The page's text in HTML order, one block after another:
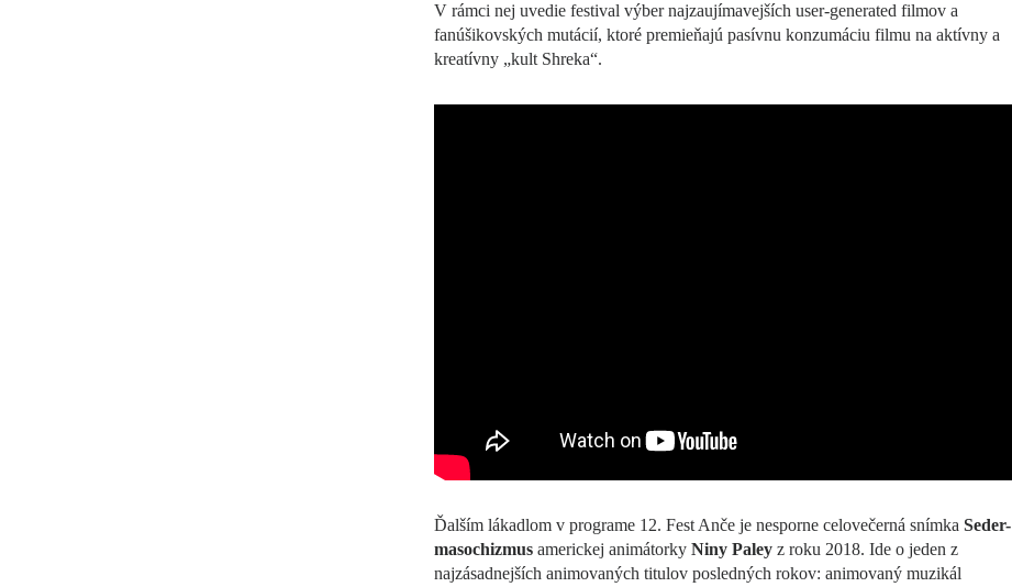
V rámci nej uvedie festival výber najzaujímavejších user-generated filmov a
fanúšikovských mutácií, ktoré premieňajú pasívnu konzumáciu filmu na aktívny a
kreatívny „kult Shreka“.
Ďalším lákadlom v programe 12. Fest Anče je nesporne celovečerná snímka Seder-
masochizmusamerickej animátorky Niny Paleyz roku 2018. Ide o jeden z
najzásadnejších animovaných titulov posledných rokov: animovaný muzikál